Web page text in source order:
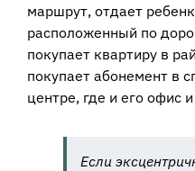
маршрут, отдает
расположенный по
покупает квартиру в
покупает абонемент в
центре, где и его офис и
Если